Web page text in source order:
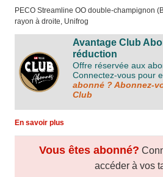
PECO Streamline OO double-champignon
rayon à droite, Unifrog
Avantage Club
réduction
Offre réservée aux
Connectez-vous pour
abonné ? Abonnez-
Club
En savoir plus
Vous êtes abonné?
accéder à vos